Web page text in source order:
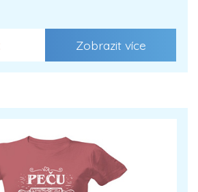
Zobrazit více